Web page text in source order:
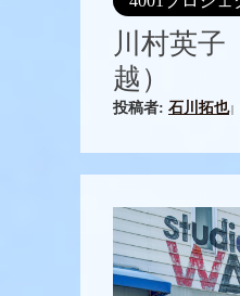
川村英
越）
投稿者: 石川拓也|